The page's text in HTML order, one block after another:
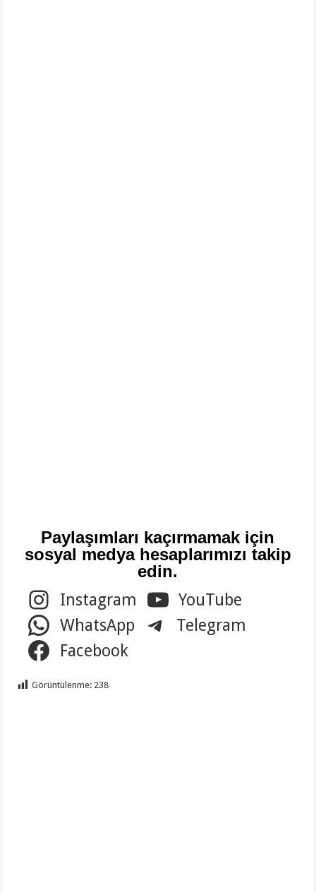
Paylaşımları kaçırmamak için
sosyal medya hesaplarımızı takip
edin.
Instagram
YouTube
WhatsApp
Telegram
Facebook
Görüntülenme: 238